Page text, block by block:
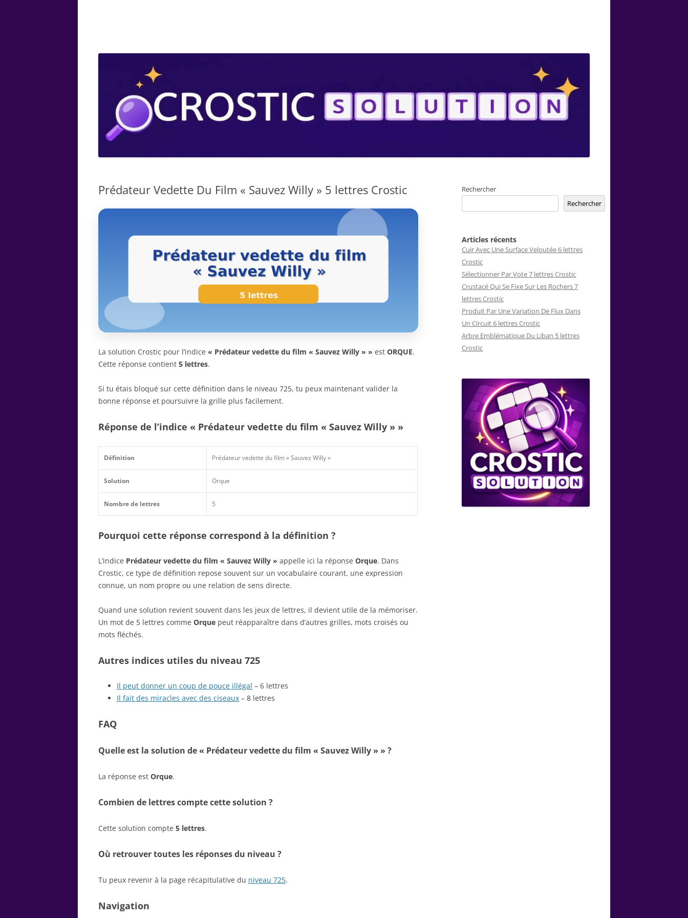
Prédateur Vedette Du Film « Sauvez Willy » 5 lettres Crostic
La solution Crostic pour l’indice « Prédateur vedette du film « Sauvez Willy » » est ORQUE.
Cette réponse contient 5 lettres.
Si tu étais bloqué sur cette définition dans le niveau 725, tu peux maintenant valider la
bonne réponse et poursuivre la grille plus facilement.
Réponse de l’indice « Prédateur vedette du film « Sauvez Willy » »
Définition Prédateur vedette du film « Sauvez Willy »
Solution Orque
Nombre de lettres 5
Pourquoi cette réponse correspond à la définition ?
L’indice Prédateur vedette du film « Sauvez Willy » appelle ici la réponse Orque. Dans
Crostic, ce type de définition repose souvent sur un vocabulaire courant, une expression
connue, un nom propre ou une relation de sens directe.
Quand une solution revient souvent dans les jeux de lettres, il devient utile de la mémoriser.
Un mot de 5 lettres comme Orque peut réapparaître dans d’autres grilles, mots croisés ou
mots fléchés.
Autres indices utiles du niveau 725
Il peut donner un coup de pouce illégal – 6 lettres
Il fait des miracles avec des ciseaux – 8 lettres
FAQ
Quelle est la solution de « Prédateur vedette du film « Sauvez Willy » » ?
La réponse est Orque.
Combien de lettres compte cette solution ?
Cette solution compte 5 lettres.
Où retrouver toutes les réponses du niveau ?
Tu peux revenir à la page récapitulative du niveau 725.
Navigation
Rechercher
Rechercher
Articles récents
Cuir Avec Une Surface Veloutée 6 lettres
Crostic
Sélectionner Par Vote 7 lettres Crostic
Crustacé Qui Se Fixe Sur Les Rochers 7
lettres Crostic
Produit Par Une Variation De Flux Dans
Un Circuit 6 lettres Crostic
Arbre Emblématique Du Liban 5 lettres
Crostic